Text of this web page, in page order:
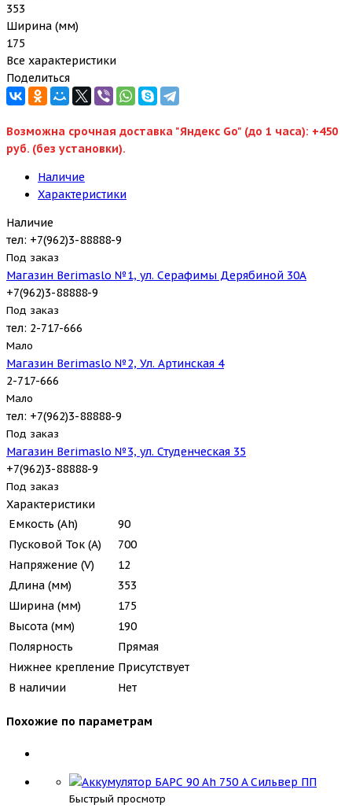
353
Ширина (мм)
175
Все характеристики
Поделиться
Возможна срочная доставка "Яндекс Go" (до 1 часа): +450
руб. (без установки).
Наличие
Характеристики
Наличие
тел: +7(962)3-88888-9
Под заказ
Магазин Berimaslo №1, ул. Серафимы Дерябиной 30А
+7(962)3-88888-9
Под заказ
тел: 2-717-666
Мало
Магазин Berimaslo №2, Ул. Артинская 4
2-717-666
Мало
тел: +7(962)3-88888-9
Под заказ
Магазин Berimaslo №3, ул. Студенческая 35
+7(962)3-88888-9
Под заказ
Характеристики
Емкость (Ah)
90
Пусковой Ток (A)
700
Напряжение (V)
12
Длина (мм)
353
Ширина (мм)
175
Высота (мм)
190
Полярность
Прямая
Нижнее крепление Присутствует
В наличии
Нет
Похожие по параметрам
Быстрый просмотр